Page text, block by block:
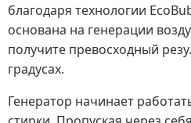
благодаря технологии
основана на генерации
получите превосходный
градусах.
Генератор начинает